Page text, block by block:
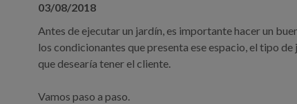
03/08/2018
Antes de ejecutar un jardín, es importante hacer un
los condicionantes que presenta ese espacio, el tipo
que desearía tener el cliente.
Vamos paso a paso.